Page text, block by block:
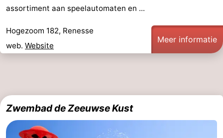
assortiment aan speelautomaten en ...
Hogezoom 182, Renesse
web. Website
Meer informatie
Zwembad de Zeeuwse Kust